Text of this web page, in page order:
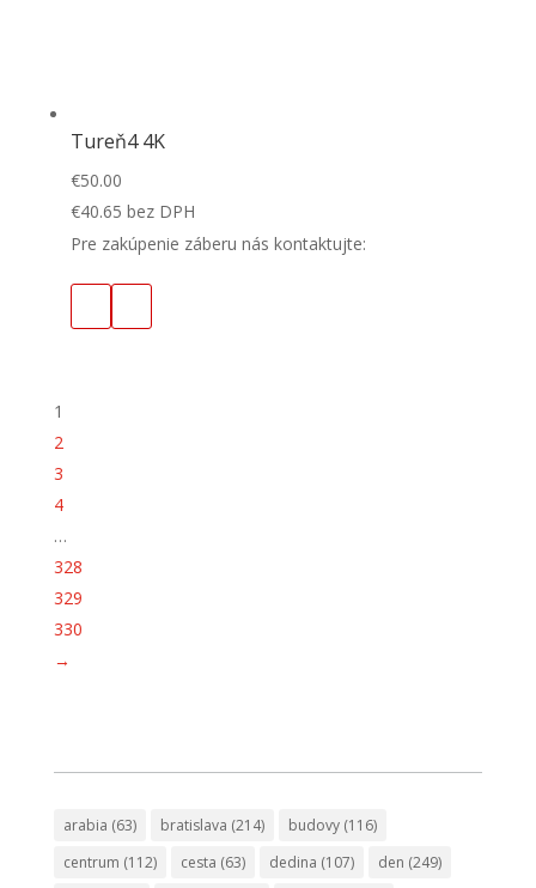
Tureň4 4K
€50.00
€40.65 bez DPH
Pre zakúpenie záberu nás kontaktujte:
1
2
3
4
…
328
329
330
→
arabia (63) bratislava (214) budovy(116)
centrum (112) cesta (63) dedina (107) den (249)